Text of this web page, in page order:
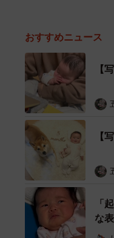
おすすめニュース
【
【
「
な